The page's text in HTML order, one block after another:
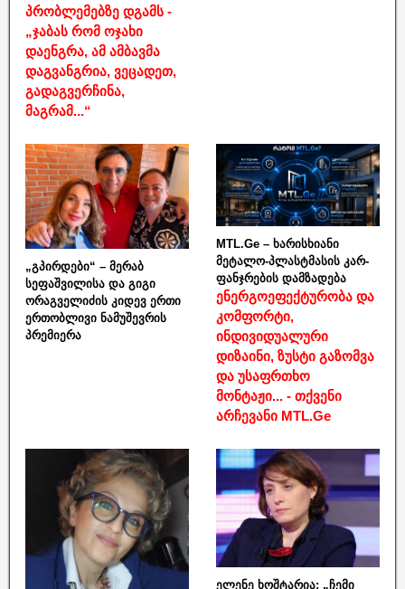
პრობლემებზე დგამს -
„ჯაბას რომ ოჯახი
დაენგრა, ამ ამბავმა
დაგვანგრია, ვეცადეთ,
გადაგვერჩინა,
მაგრამ...“
„გპირდები“ – მერაბ
სეფაშვილისა და გიგი
ორაგველიძის კიდევ ერთი
ერთობლივი ნამუშევრის
პრემიერა
MTL.Ge – ხარისხიანი
მეტალო-პლასტმასის კარ-
ფანჯრების დამზადება
ენერგოეფექტურობა და
კომფორტი,
ინდივიდუალური
დიზაინი, ზუსტი გაზომვა
და უსაფრთხო
მონტაჟი... - თქვენი
არჩევანი MTL.Ge
ელენე ხოშტარია: „ჩემი